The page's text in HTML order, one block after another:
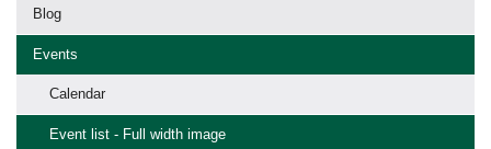
Blog
Events
Calendar
Event list - Full width image